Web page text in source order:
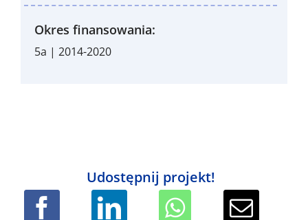
Okres finansowania:
5a | 2014-2020
Udostępnij projekt!